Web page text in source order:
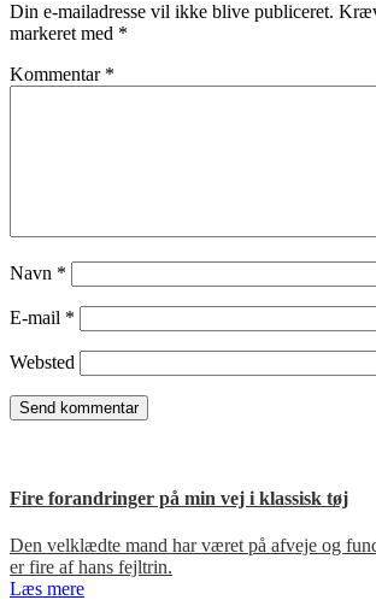
Din e-mailadresse vil ikke blive publiceret.
markeret med *
Kommentar *
Navn *
E-mail *
Websted
Fire forandringer på min vej i klassisk tøj
Den velklædte mand har været på afveje og
er fire af hans fejltrin.
Læs mere